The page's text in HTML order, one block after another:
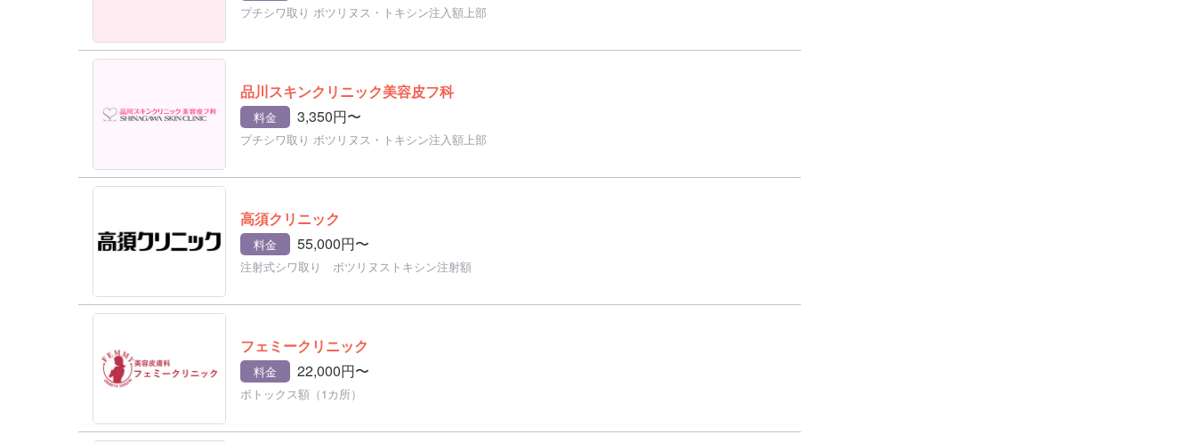
プチシワ取り ボツリヌス・トキシン注入額上部
品川スキンクリニック美容皮フ科
料金 3,350円〜
プチシワ取り ボツリヌス・トキシン注入額上部
高須クリニック
料金 55,000円〜
注射式シワ取り ボツリヌストキシン注射額
フェミークリニック
料金 22,000円〜
ボトックス額（1カ所）